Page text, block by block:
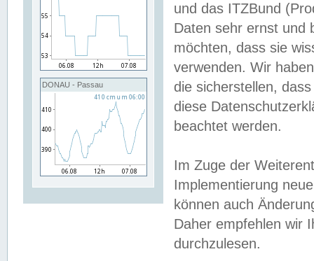
DONAU - Passau
und das ITZBund
Daten sehr ernst und
möchten, dass sie
verwenden. Wir
die sicherstellen,
diese
beachtet werden.
Im Zuge der
Implementierung
können auch
Daher empfehlen wir
durchzulesen.